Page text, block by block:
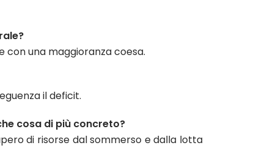
con una maggioranza coesa.
il deficit.
cosa di più concreto?
di risorse dal sommerso e dalla lotta